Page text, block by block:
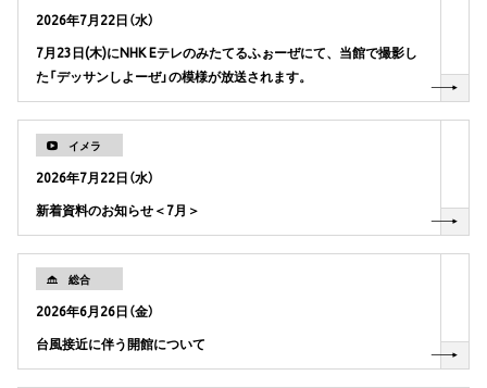
2026年7月22日（水）
7月23日(木)にNHK Eテレのみたてるふぉーぜにて、当館で撮影し
た「デッサンしよーぜ」の模様が放送されます。
イメラ
2026年7月22日（水）
新着資料のお知らせ＜7月＞
総合
2026年6月26日（金）
台風接近に伴う開館について